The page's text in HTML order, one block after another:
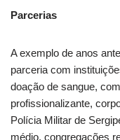
Parcerias
A exemplo de anos
parceria com
doação de sangue,
profissionalizante,
Polícia Militar de
médio, congregações